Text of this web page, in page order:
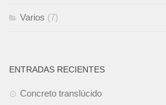
Varios (7)
ENTRADAS RECIENTES
Concreto translúcido